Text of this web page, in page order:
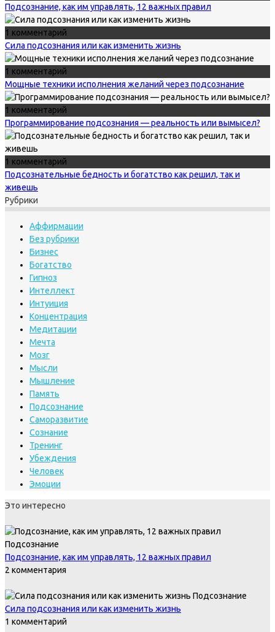
Подсознание, как им управлять, 12 важных правил
1 комментарий
Сила подсознания или как изменить жизнь
1 комментарий
Мощные техники исполнения желаний через подсознание
1 комментарий
Программирование подсознания — реальность или вымысел?
1 комментарий
Подсознательные бедность и богатство как решил, так и
живешь
Рубрики
Аффирмации
Без рубрики
Бизнес
Богатство
Гипноз
Интеллект
Интуиция
Концентрация
Медитации
Мечта
Мозг
Мысли
Мышление
Память
Подсознание
Саморазвитие
Сознание
Тренинг
Убеждения
Человек
Эмоции
Это интересно
Подсознание
Подсознание, как им управлять, 12 важных правил
2 комментария
Подсознание
Сила подсознания или как изменить жизнь
1 комментарий